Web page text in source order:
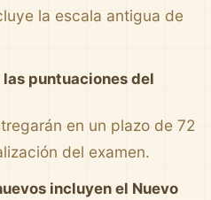
la escala antigua de
puntuaciones del
en un plazo de 72
del examen.
incluyen el Nuevo